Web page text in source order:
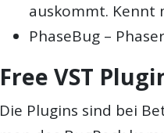
auskommt. Kennt
PhaseBug –
Free VST
Die Plugins sind bei